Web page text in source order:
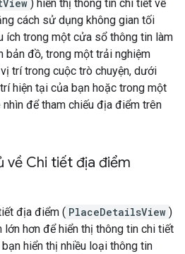
) hiển thị thông tin chi tiết về
cách sử dụng không gian tối
ích trong một cửa sổ thông tin làm
bản đồ, trong một trải nghiệm
trí trong cuộc trò chuyện, dưới
hiện tại của bạn hoặc trong một
để tham chiếu địa điểm trên
về Chi tiết địa điểm
địa điểm ( PlaceDetailsView )
hơn để hiển thị thông tin chi tiết
hiển thị nhiều loại thông tin